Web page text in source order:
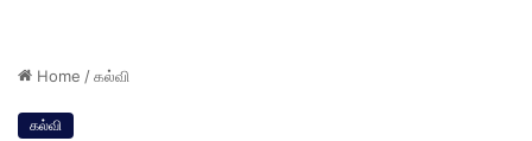
Home /கல்வி
கல்வி